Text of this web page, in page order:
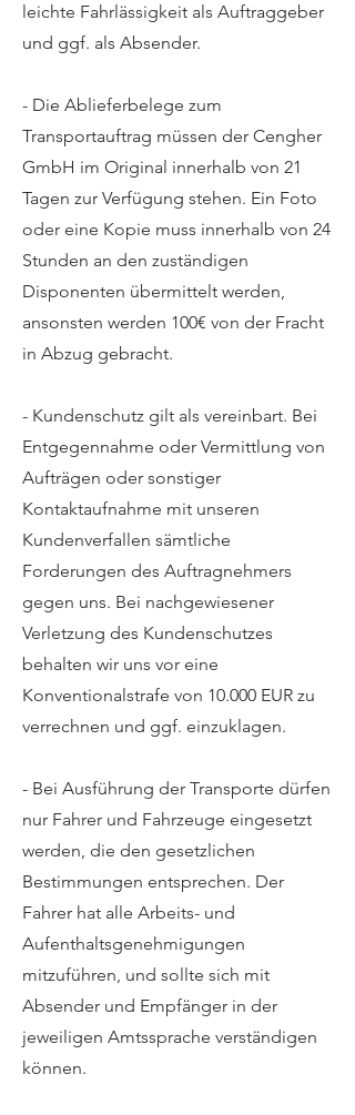
leichte Fahrlässigkeit als Auftraggeber
und ggf. als Absender.
- Die Ablieferbelege zum
Transportauftrag müssen der Cengher
GmbH im Original innerhalb von 21
Tagen zur Verfügung stehen. Ein Foto
oder eine Kopie muss innerhalb von 24
Stunden an den zuständigen
Disponenten übermittelt werden,
ansonsten werden 100€ von der Fracht
in Abzug gebracht.
- Kundenschutz gilt als vereinbart. Bei
Entgegennahme oder Vermittlung von
Aufträgen oder sonstiger
Kontaktaufnahme mit unseren
Kundenverfallen sämtliche
Forderungen des Auftragnehmers
gegen uns. Bei nachgewiesener
Verletzung des Kundenschutzes
behalten wir uns vor eine
Konventionalstrafe von 10.000 EUR zu
verrechnen und ggf. einzuklagen.
- Bei Ausführung der Transporte dürfen
nur Fahrer und Fahrzeuge eingesetzt
werden, die den gesetzlichen
Bestimmungen entsprechen. Der
Fahrer hat alle Arbeits- und
Aufenthaltsgenehmigungen
mitzuführen, und sollte sich mit
Absender und Empfänger in der
jeweiligen Amtssprache verständigen
können.